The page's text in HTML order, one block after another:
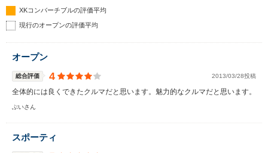
XKコンバーチブルの評価平均
現行のオープンの評価平均
オープン
総合評価 4 2013/03/28投稿
全体的には良くできたクルマだと思います。魅力的なクルマだと思います。
ぶいさん
スポーティ